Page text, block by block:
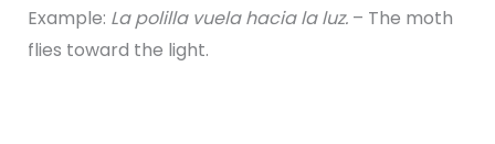
Example: La polilla vuela hacia la luz.– The moth
flies toward the light.